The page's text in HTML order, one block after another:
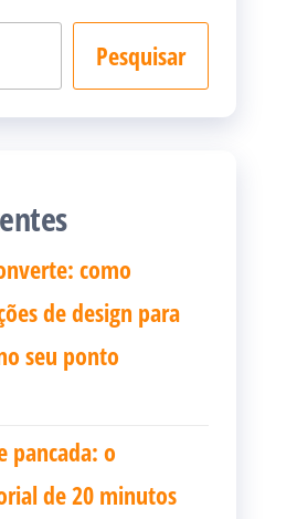
Pesquisar
como
de design para
seu ponto
pancada: o
de 20 minutos